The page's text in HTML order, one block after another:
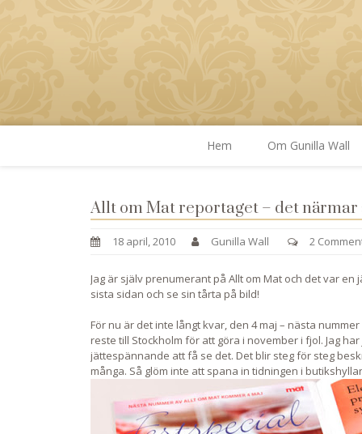
Hem Om Gunilla Wall
Allt om Mat reportaget – det närmar
18 april, 2010 Gunilla Wall 2
Jag är själv prenumerant på Allt om Mat och det var
sista sidan och se sin tårta på bild!
För nu är det inte långt kvar, den 4 maj – nästa
reste till Stockholm för att göra i november i fjol. Jag
jättespännande att få se det. Det blir steg för steg
många. Så glöm inte att spana in tidningen i